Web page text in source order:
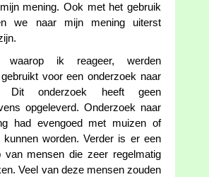
mening. Ook met het gebruik
we naar mijn mening uiterst
ik reageer, werden
voor een onderzoek naar
Dit onderzoek heeft geen
opgeleverd. Onderzoek naar
had evengoed met muizen of
kunnen worden. Verder is er een
van mensen die zeer regelmatig
Veel van deze mensen zouden